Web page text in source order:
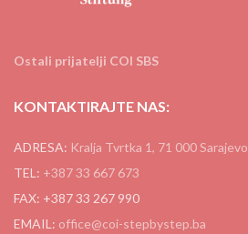
Ostali prijatelji COI SBS
KONTAKTIRAJTE NAS:
ADRESA: Kralja Tvrtka 1, 71 000 Sarajevo
TEL: +387 33 667 673
FAX: +387 33 267 990
EMAIL: office@coi-stepbystep.ba